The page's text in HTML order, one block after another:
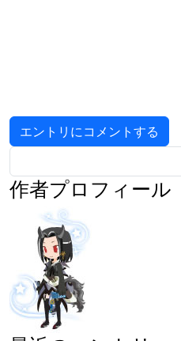
エントリにコメントする
作者プロフィール